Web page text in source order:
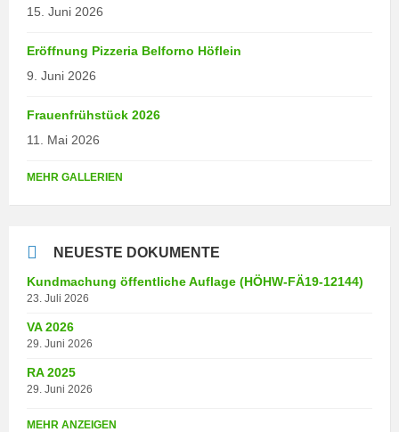
15. Juni 2026
Eröffnung Pizzeria Belforno Höflein
9. Juni 2026
Frauenfrühstück 2026
11. Mai 2026
MEHR GALLERIEN
NEUESTE DOKUMENTE
Kundmachung öffentliche Auflage (HÖHW-FÄ19-12144)
23. Juli 2026
VA 2026
29. Juni 2026
RA 2025
29. Juni 2026
MEHR ANZEIGEN